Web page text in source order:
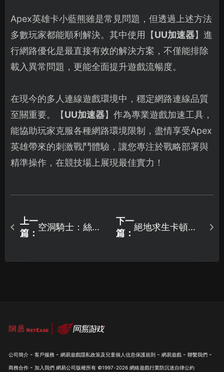
Apex英雄卡小藍熊雖是常見問題，但透過上述方法
多數玩家都能順利解決。其中使用【UU加速器】進
行網路優化是最直接有效的解決方案，不僅能排除
載入異常問題，更能全面提升遊戲流暢度。
在現今的多人連線遊戲環境中，穩定網路連線品質
至關重要。【UU加速器】作為專業遊戲加速工具，
能協助玩家克服各種網路環境限制，盡情享受Apex
英雄帶來的刺激戰鬥體驗，讓您專注於戰略部署與
精準操作，在競技場上展現最佳實力！
上一
篇：
空洞騎士：絲之
略！
下一
篇：
絕地求生卡頓怎
公司簡介 - 客戶服務 - 網易遊戲隱私政策及兒童個人信息保護規則 - 網易遊戲 - 聯繫我們 -
商務合作 - 加入我們 網易公司版權所有 ©1997-2026 網絡遊戲行業防沉迷自律公約